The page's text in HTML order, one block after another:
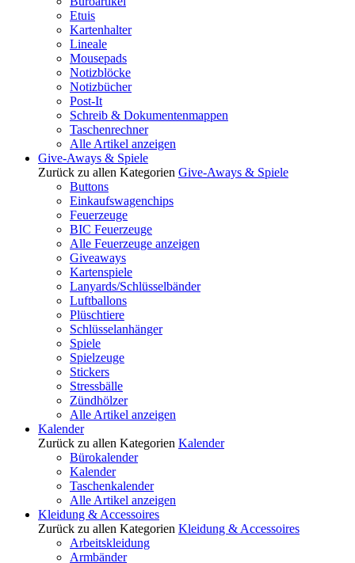
Etuis
Kartenhalter
Lineale
Mousepads
Notizblöcke
Notizbücher
Post-It
Schreib & Dokumentenmappen
Taschenrechner
Alle Artikel anzeigen
Give-Aways & Spiele
Zurück zu allen Kategorien Give-Aways & Spiele
Buttons
Einkaufswagenchips
Feuerzeuge
BIC Feuerzeuge
Alle Feuerzeuge anzeigen
Giveaways
Kartenspiele
Lanyards/Schlüsselbänder
Luftballons
Plüschtiere
Schlüsselanhänger
Spiele
Spielzeuge
Stickers
Stressbälle
Zündhölzer
Alle Artikel anzeigen
Kalender
Zurück zu allen Kategorien Kalender
Bürokalender
Kalender
Taschenkalender
Alle Artikel anzeigen
Kleidung & Accessoires
Zurück zu allen Kategorien Kleidung & Accessoires
Arbeitskleidung
Armbänder